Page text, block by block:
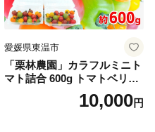
愛媛県東温市
「栗林農園」カラフルミニト
マト詰合 600g トマトベリー
ピーチチェリー イエローミ
ミ サングリーン トスカーナ
10,000円